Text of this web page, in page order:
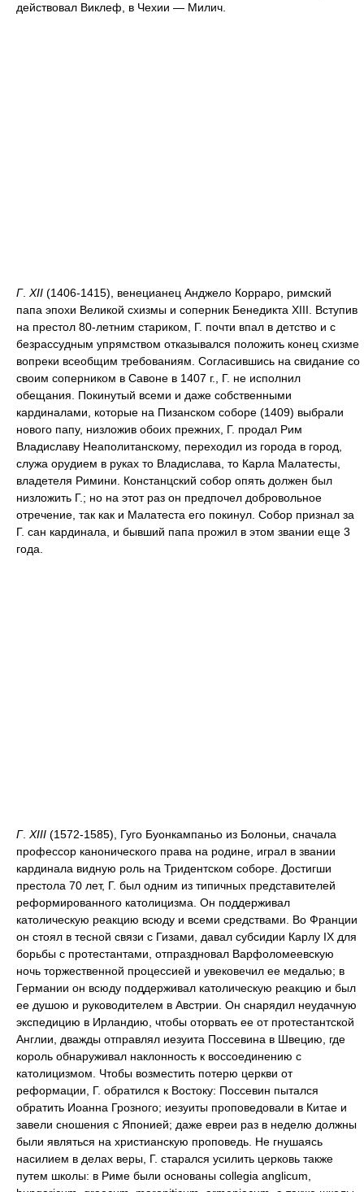
действовал Виклеф, в Чехии — Милич.
Г. XII (1406-1415), венецианец Анджело Корраро, римский
папа эпохи Великой схизмы и соперник Бенедикта XIII. Вступив
на престол 80-летним стариком, Г. почти впал в детство и с
безрассудным упрямством отказывался положить конец схизме
вопреки всеобщим требованиям. Согласившись на свидание со
своим соперником в Савоне в 1407 г., Г. не исполнил
обещания. Покинутый всеми и даже собственными
кардиналами, которые на Пизанском соборе (1409) выбрали
нового папу, низложив обоих прежних, Г. продал Рим
Владиславу Неаполитанскому, переходил из города в город,
служа орудием в руках то Владислава, то Карла Малатесты,
владетеля Римини. Констанцский собор опять должен был
низложить Г.; но на этот раз он предпочел добровольное
отречение, так как и Малатеста его покинул. Собор признал за
Г. сан кардинала, и бывший папа прожил в этом звании еще 3
года.
Г. XIII (1572-1585), Гуго Буонкампаньо из Болоньи, сначала
профессор канонического права на родине, играл в звании
кардинала видную роль на Тридентском соборе. Достигши
престола 70 лет, Г. был одним из типичных представителей
реформированного католицизма. Он поддерживал
католическую реакцию всюду и всеми средствами. Во Франции
он стоял в тесной связи с Гизами, давал субсидии Карлу IX для
борьбы с протестантами, отпраздновал Варфоломеевскую
ночь торжественной процессией и увековечил ее медалью; в
Германии он всюду поддерживал католическую реакцию и был
ее душою и руководителем в Австрии. Он снарядил неудачную
экспедицию в Ирландию, чтобы оторвать ее от протестантской
Англии, дважды отправлял иезуита Поссевина в Швецию, где
король обнаруживал наклонность к воссоединению с
католицизмом. Чтобы возместить потерю церкви от
реформации, Г. обратился к Востоку: Поссевин пытался
обратить Иоанна Грозного; иезуиты проповедовали в Китае и
завели сношения с Японией; даже евреи раз в неделю должны
были являться на христианскую проповедь. Не гнушаясь
насилием в делах веры, Г. старался усилить церковь также
путем школы: в Риме были основаны collegia anglicum,